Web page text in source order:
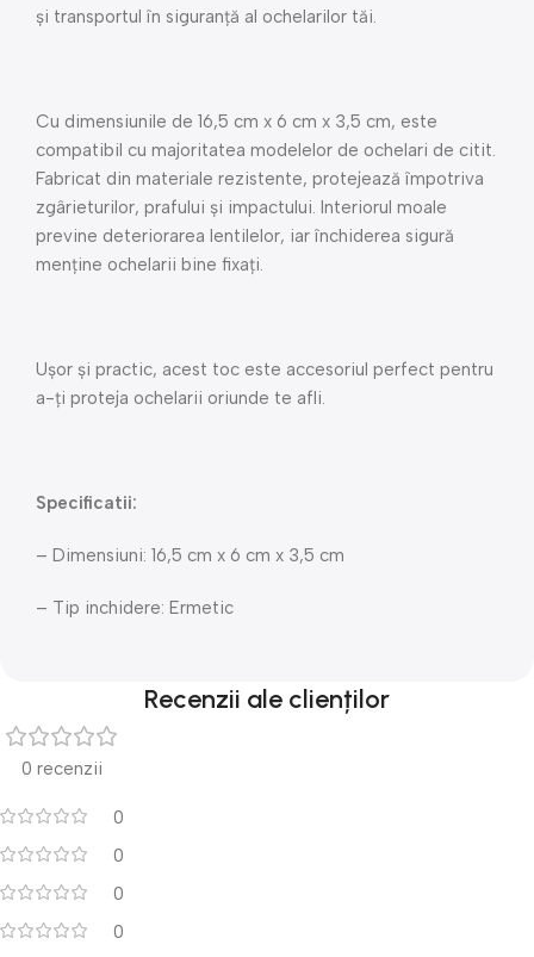
și transportul în siguranță al ochelarilor tăi.
Cu dimensiunile de 16,5 cm x 6 cm x 3,5 cm, este
compatibil cu majoritatea modelelor de ochelari de citit.
Fabricat din materiale rezistente, protejează împotriva
zgârieturilor, prafului și impactului. Interiorul moale
previne deteriorarea lentilelor, iar închiderea sigură
menține ochelarii bine fixați.
Ușor și practic, acest toc este accesoriul perfect pentru
a-ți proteja ochelarii oriunde te afli.
Specificatii:
– Dimensiuni: 16,5 cm x 6 cm x 3,5 cm
– Tip inchidere: Ermetic
Recenzii ale clienților
0 recenzii
0
0
0
0